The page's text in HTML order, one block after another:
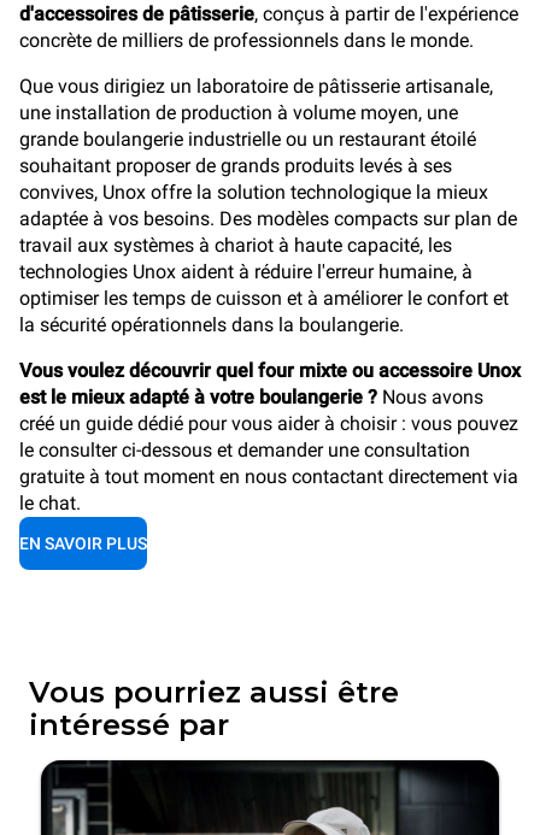
d'accessoires de pâtisserie, conçus à partir de l'expérience
concrète de milliers de professionnels dans le monde.
Que vous dirigiez un laboratoire de pâtisserie artisanale,
une installation de production à volume moyen, une
grande boulangerie industrielle ou un restaurant étoilé
souhaitant proposer de grands produits levés à ses
convives, Unox offre la solution technologique la mieux
adaptée à vos besoins. Des modèles compacts sur plan de
travail aux systèmes à chariot à haute capacité, les
technologies Unox aident à réduire l'erreur humaine, à
optimiser les temps de cuisson et à améliorer le confort et
la sécurité opérationnels dans la boulangerie.
Vous voulez découvrir quel four mixte ou accessoire Unox
est le mieux adapté à votre boulangerie ? Nous avons
créé un guide dédié pour vous aider à choisir : vous pouvez
le consulter ci-dessous et demander une consultation
gratuite à tout moment en nous contactant directement via
le chat.
EN SAVOIR PLUS
Vous pourriez aussi être
intéressé par